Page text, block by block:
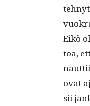
Eikö
toa,
ovat
sii